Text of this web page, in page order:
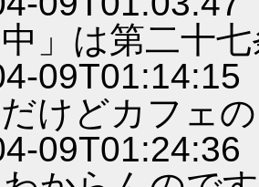
」は第二十
けどカフェ